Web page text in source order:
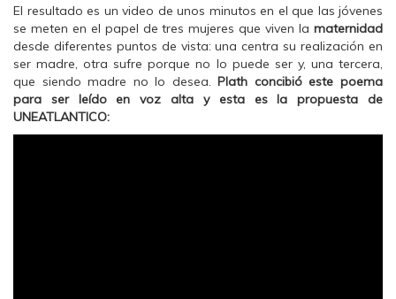
n
a
v
e
n
t
a
n
u
e
a
v
e
n
t
a
n
a
u
e
v
n
a
v
e
n
t
a
n
a
n
u
e
El resultado es un video de unos minutos en el que las jóvenes
se meten en el papel de tres mujeres que viven la maternidad
desde diferentes puntos de vista: una centra su realización en
ser madre, otra sufre porque no lo puede ser y, una tercera,
que siendo madre no lo desea.Plath concibió este poema
para ser leído en voz alta y esta es la propuesta de
UNEATLANTICO: